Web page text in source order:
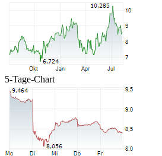
5-Tage-Chart